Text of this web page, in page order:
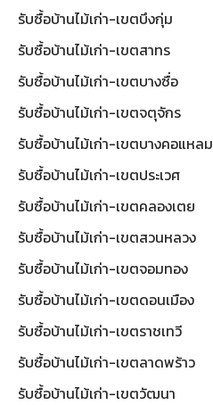
รับซื้อบ้านไม้เก่า-เขตบึงกุ่ม
รับซื้อบ้านไม้เก่า-เขตสาทร
รับซื้อบ้านไม้เก่า-เขตบางซื่อ
รับซื้อบ้านไม้เก่า-เขตจตุจักร
รับซื้อบ้านไม้เก่า-เขตบางคอแหลม
รับซื้อบ้านไม้เก่า-เขตประเวศ
รับซื้อบ้านไม้เก่า-เขตคลองเตย
รับซื้อบ้านไม้เก่า-เขตสวนหลวง
รับซื้อบ้านไม้เก่า-เขตจอมทอง
รับซื้อบ้านไม้เก่า-เขตดอนเมือง
รับซื้อบ้านไม้เก่า-เขตราชเทวี
รับซื้อบ้านไม้เก่า-เขตลาดพร้าว
รับซื้อบ้านไม้เก่า-เขตวัฒนา